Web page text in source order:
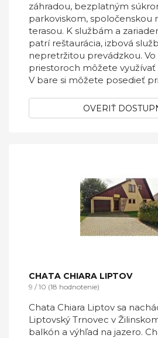
záhradou, bezplatným
parkoviskom, spoločenskou
terasou. K službám a
patrí reštaurácia, izbová
nepretržitou prevádzkou. Vo
priestoroch môžete
V bare si môžete posedieť
OVERIŤ
CHATA CHIARA LIPTOV
9 / 10 (18 hodnotenie)
Chata Chiara Liptov sa
Liptovský Trnovec v
balkón a výhľad na jazero.